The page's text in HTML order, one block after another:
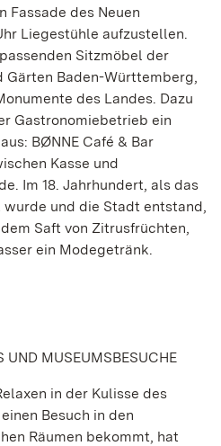
des Neuen
Liegestühle aufzustellen.
Sitzmöbel der
Gärten Baden-Württemberg,
des Landes. Dazu
Gastronomiebetrieb ein
BØNNE Café & Bar
Kasse und
Im 18. Jahrhundert, als das
und die Stadt entstand,
Saft von Zitrusfrüchten,
ein Modegetränk.
UND MUSEUMSBESUCHE
in der Kulisse des
Besuch in den
Räumen bekommt, hat